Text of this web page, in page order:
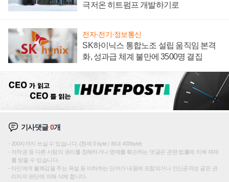
극저온 히트펌프 개발하기로
전자·전기·정보통신
SK하이닉스 통합노조 설립 움직임 본격
화, 성과급 체계 불만에 3500명 결집
기사댓글0개
200자까지 쓰실 수 있습니다. (현재 0 byte / 최대 400byte)
저작권 등 다른 사람의 권리를 침해하거나 명예를 훼손하는 댓글은 관련 법률에 의해 제재
를 받을 수 있습니다.
타인에게 불쾌감을 주는 욕설 등 비하하는 단어가 내용에 포함되거나 인신공격성 글은 관
리자의 판단에 의해 삭제 합니다.